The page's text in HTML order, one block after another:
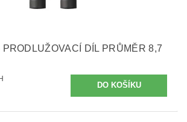
PRODLUŽOVACÍ DÍL PRŮMĚR 8,7